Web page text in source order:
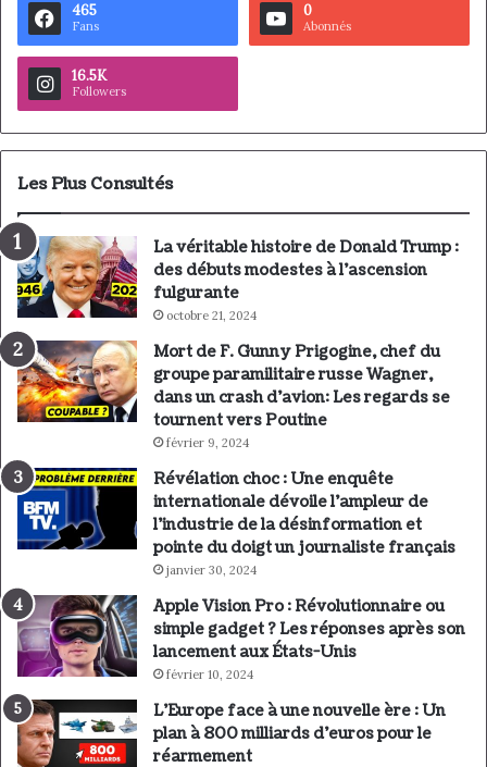
465
Fans
0
Abonnés
16.5K
Followers
Les Plus Consultés
La véritable histoire de Donald Trump :
des débuts modestes à l’ascension
fulgurante
octobre 21, 2024
Mort de F. Gunny Prigogine, chef du
groupe paramilitaire russe Wagner,
dans un crash d’avion: Les regards se
tournent vers Poutine
février 9, 2024
Révélation choc : Une enquête
internationale dévoile l’ampleur de
l’industrie de la désinformation et
pointe du doigt un journaliste français
janvier 30, 2024
Apple Vision Pro : Révolutionnaire ou
simple gadget ? Les réponses après son
lancement aux États-Unis
février 10, 2024
L’Europe face à une nouvelle ère : Un
plan à 800 milliards d’euros pour le
réarmement